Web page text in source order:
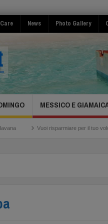
News Photo Gallery
MESSICO E
per il tuo volo? ecco il tuo